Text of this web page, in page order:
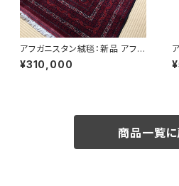
アフガニスタン絨毯：新品 アフガ
ン絨毯の女王貴重なホジャロシ
ュナイ4平米サイズ 草木染めア
¥310,000
商品一覧に